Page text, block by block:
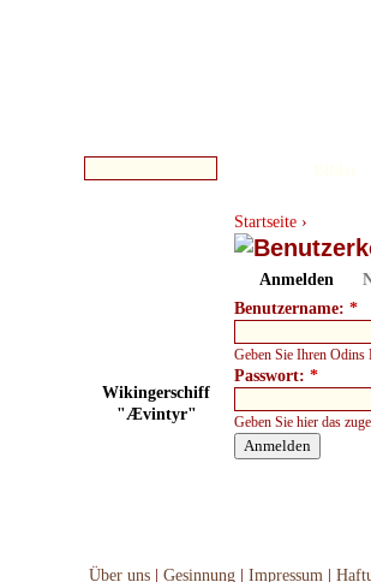
Startseite ›
Anmelden
Benutzername: *
Geben Sie Ihren Odins
Passwort: *
Geben Sie hier das
Wikingerschiff
"Ævintyr"
Über uns Gesinnung Impressum